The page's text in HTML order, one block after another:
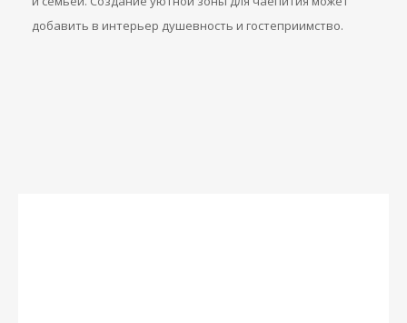
добавить в интерьер душевность и гостеприимство.